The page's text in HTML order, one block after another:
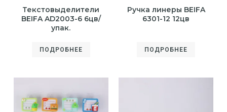
Текстовыделители
BEIFA AD2003-6 6цв/
упак.
ПОДРОБНЕЕ
Ручка линеры BEIFA
6301-12 12цв
ПОДРОБНЕЕ